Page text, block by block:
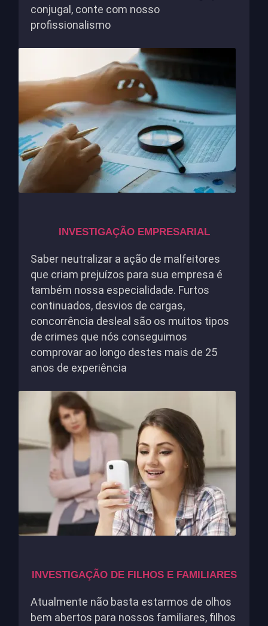
conjugal, conte com nosso
profissionalismo
INVESTIGAÇÃO EMPRESARIAL
Saber neutralizar a ação de malfeitores
que criam prejuízos para sua empresa é
também nossa especialidade. Furtos
continuados, desvios de cargas,
concorrência desleal são os muitos tipos
de crimes que nós conseguimos
comprovar ao longo destes mais de 25
anos de experiência
INVESTIGAÇÃO DE FILHOS E FAMILIARES
Atualmente não basta estarmos de olhos
bem abertos para nossos familiares, filhos